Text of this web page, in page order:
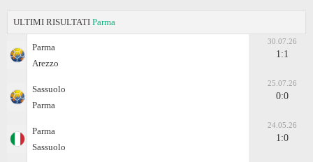
ULTIMI RISULTATI Parma
Parma
Arezzo
30.07.26
1:1
Sassuolo
Parma
25.07.26
0:0
Parma
Sassuolo
24.05.26
1:0